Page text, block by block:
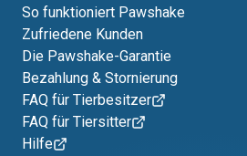
So funktioniert Pawshake
Zufriedene Kunden
Die Pawshake-Garantie
Bezahlung & Stornierung
FAQ für Tierbesitzer
FAQ für Tiersitter
Hilfe